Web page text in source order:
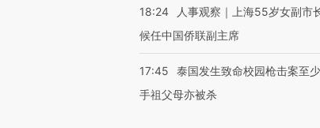
18:24
人事观察｜上海55岁女副市
候任中国侨联副主席
17:45
泰国发生致命校园枪击案至
手祖父母亦被杀